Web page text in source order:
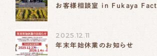
お客様相談室 in Fukaya
2025.12.11
年末年始休業のお知らせ